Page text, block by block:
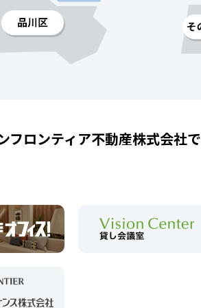
フロンティア不動産株式会社で